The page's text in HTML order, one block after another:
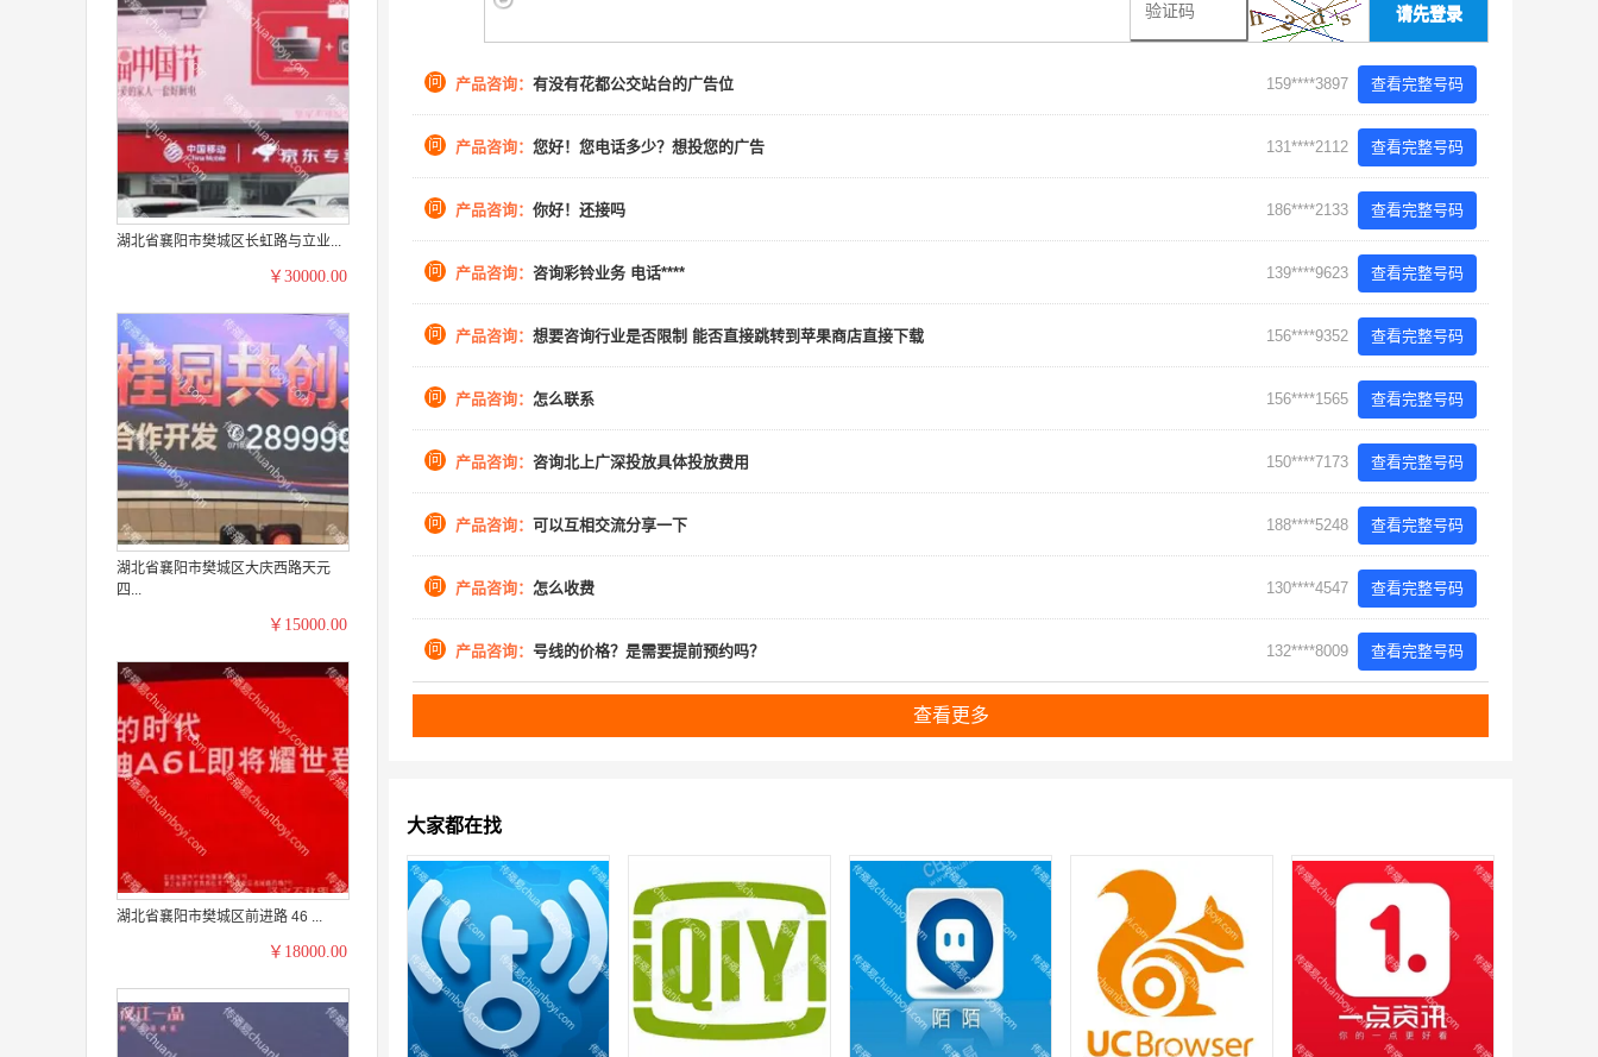
湖北省襄阳市樊城区长虹路与立业...
￥30000.00
湖北省襄阳市樊城区大庆西路天元
四...
￥15000.00
湖北省襄阳市樊城区前进路 46 ...
￥18000.00
请先登录
问 产品咨询： 有没有花都公交站台的广告位 159****3897 查看完整号码
问 产品咨询： 您好！您电话多少？想投您的广告 131****2112 查看完整号码
问 产品咨询： 你好！还接吗 186****2133 查看完整号码
问 产品咨询： 咨询彩铃业务 电话**** 139****9623 查看完整号码
问 产品咨询： 想要咨询行业是否限制 能否直接跳转到苹果商店直接下载 156****9352 查看完整号码
问 产品咨询： 怎么联系 156****1565 查看完整号码
问 产品咨询： 咨询北上广深投放具体投放费用 150****7173 查看完整号码
问 产品咨询： 可以互相交流分享一下 188****5248 查看完整号码
问 产品咨询： 怎么收费 130****4547 查看完整号码
问 产品咨询： 号线的价格？是需要提前预约吗？ 132****8009 查看完整号码
查看更多
大家都在找